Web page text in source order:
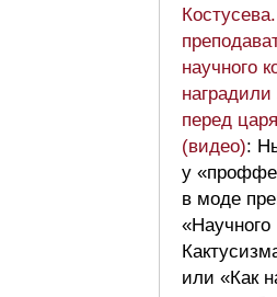
научного
наградили
перед
(видео):
у
в моде
«Научного
или «Как